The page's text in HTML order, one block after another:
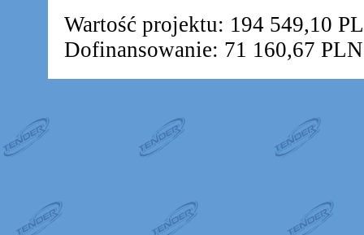
Wartość projektu: 194 549,10
Dofinansowanie: 71 160,67 PLN